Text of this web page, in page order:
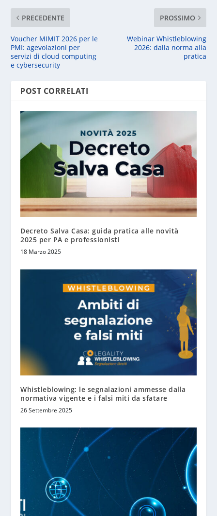
PRECEDENTE
Voucher MIMIT 2026 per le
PMI: agevolazioni per
servizi di cloud computing
e cybersecurity
PROSSIMO
Webinar Whistleblowing
2026: dalla norma alla
pratica
POST CORRELATI
Decreto Salva Casa: guida pratica alle novità
2025 per PA e professionisti
18 Marzo 2025
Whistleblowing: le segnalazioni ammesse dalla
normativa vigente e i falsi miti da sfatare
26 Settembre 2025